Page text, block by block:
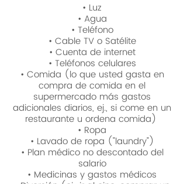
• Luz
• Agua
• Teléfono
• Cable TV o Satélite
• Cuenta de internet
• Teléfonos celulares
• Comida (lo que usted gasta en
compra de comida en el
supermercado más gastos
adicionales diarios, ej., si come en un
restaurante u ordena comida)
• Ropa
• Lavado de ropa ("laundry")
• Plan médico no descontado del
salario
• Medicinas y gastos médicos